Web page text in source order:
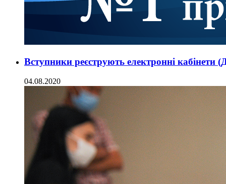
Вступники реєструють електронні
04.08.2020